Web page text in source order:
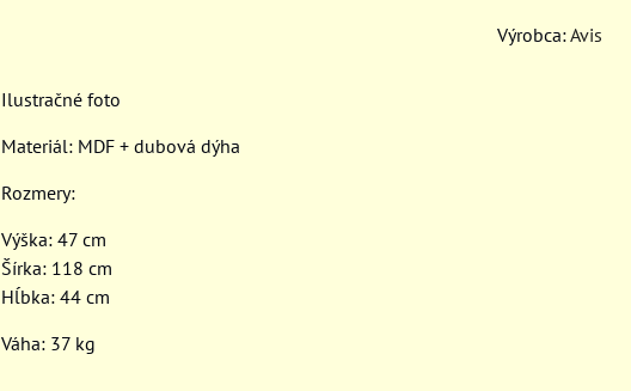
Výrobca:Avis
Ilustračné foto
Materiál: MDF + dubová dýha
Rozmery:
Výška: 47 cm
Šírka: 118 cm
Hĺbka: 44 cm
Váha: 37 kg